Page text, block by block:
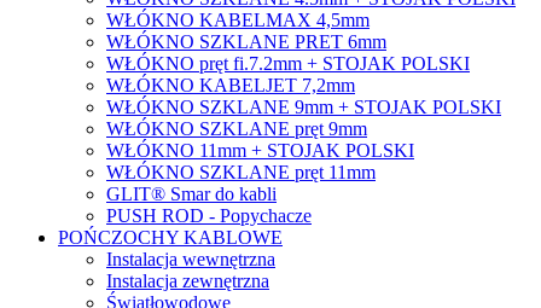
WŁÓKNO KABELMAX 4,5mm
WŁÓKNO SZKLANE PRET 6mm
WŁÓKNO pręt fi.7.2mm + STOJAK POLSKI
WŁÓKNO KABELJET 7,2mm
WŁÓKNO SZKLANE 9mm + STOJAK POLSKI
WŁÓKNO SZKLANE pręt 9mm
WŁÓKNO 11mm + STOJAK POLSKI
WŁÓKNO SZKLANE pręt 11mm
GLIT® Smar do kabli
PUSH ROD - Popychacze
POŃCZOCHY KABLOWE
Instalacja wewnętrzna
Instalacja zewnętrzna
Światłowodowe